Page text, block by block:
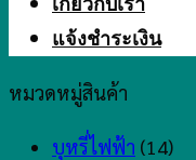
เกี่ยวกับเรา
แจ้งชำระเงิน
หมวดหมู่สินค้า
บุหรี่ไฟฟ้า (14)